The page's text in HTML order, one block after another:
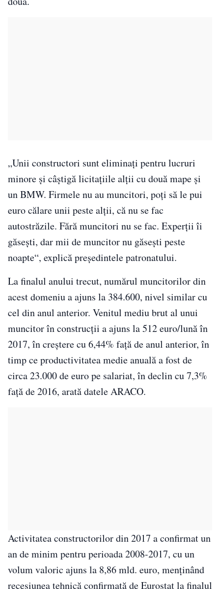
„Unii constructori sunt eliminaţi pentru lucruri
minore şi câştigă licitaţiile alţii cu două mape şi
un BMW. Firmele nu au muncitori, poţi să le pui
euro călare unii peste alţii, că nu se fac
autostrăzile. Fără muncitori nu se fac. Experţii îi
găseşti, dar mii de muncitor nu găseşti peste
noapte“, explică preşedintele patronatului.
La finalul anului trecut, numărul muncitorilor din
acest domeniu a ajuns la 384.600, nivel similar cu
cel din anul anterior. Venitul mediu brut al unui
muncitor în construcţii a ajuns la 512 euro/lună în
2017, în creştere cu 6,44% faţă de anul anterior, în
timp ce productivitatea medie anuală a fost de
circa 23.000 de euro pe salariat, în declin cu 7,3%
faţă de 2016, arată datele ARACO.
Activitatea constructorilor din 2017 a confirmat un
an de minim pentru perioada 2008-2017, cu un
volum valoric ajuns la 8,86 mld. euro, menţinând
recesiunea tehnică confirmată de Eurostat la finalul